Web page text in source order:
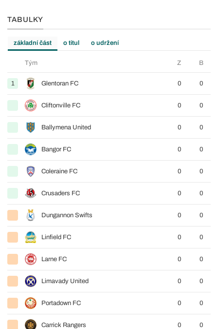
TABULKY
základní část o titul o udržení
Tým Z B
1 Glentoran FC 0 0
Cliftonville FC 0 0
Ballymena United 0 0
Bangor FC 0 0
Coleraine FC 0 0
Crusaders FC 0 0
Dungannon Swifts 0 0
Linfield FC 0 0
Larne FC 0 0
Limavady United 0 0
Portadown FC 0 0
Carrick Rangers 0 0